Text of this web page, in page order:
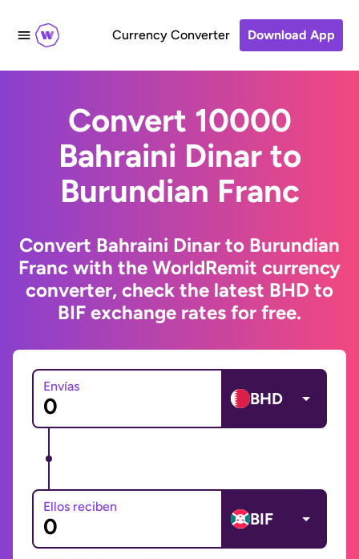
Currency Converter Download App
Convert 10000
Bahraini Dinar to
Burundian Franc
Convert Bahraini Dinar to Burundian
Franc with the WorldRemit currency
converter, check the latest BHD to
BIF exchange rates for free.
Envías
BHD
Ellos reciben
BIF